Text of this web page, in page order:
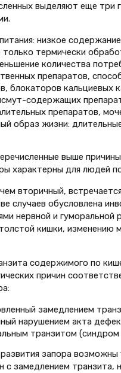
выделяют еще три
низкое
только термически
количества
препаратов,
блокаторов кальциевых
содержащих
препаратов,
образ жизни:
выше
характерны для людей
вторичный,
случаев обусловлена
нервной и
кишки, изменению
содержимого по
причин
замедлением
нарушением акта
транзитом
запора
с замедлением